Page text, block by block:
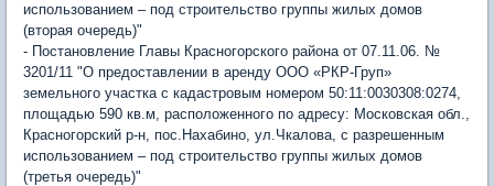
использованием – под строительство группы жилых домов
(вторая очередь)"
- Постановление Главы Красногорского района от 07.11.06. №
3201/11 "О предоставлении в аренду ООО «РКР-Груп»
земельного участка с кадастровым номером 50:11:0030308:0274,
площадью 590 кв.м, расположенного по адресу: Московская обл.,
Красногорский р-н, пос.Нахабино, ул.Чкалова, с разрешенным
использованием – под строительство группы жилых домов
(третья очередь)"